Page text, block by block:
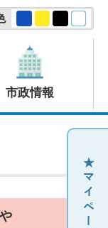
市政情報